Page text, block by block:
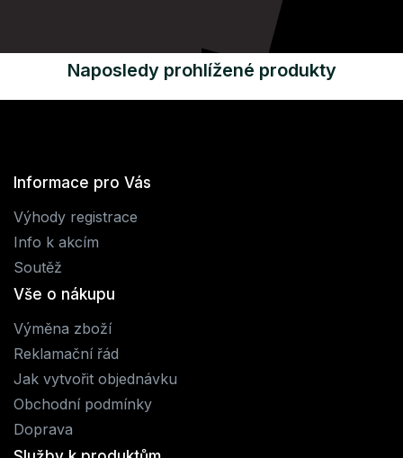
Naposledy prohlížené produkty
Informace pro Vás
Výhody registrace
Info k akcím
Soutěž
Vše o nákupu
Výměna zboží
Reklamační řád
Jak vytvořit objednávku
Obchodní podmínky
Doprava